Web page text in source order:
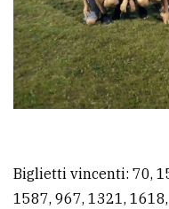
Biglietti vincenti: 70,
1587, 967, 1321,